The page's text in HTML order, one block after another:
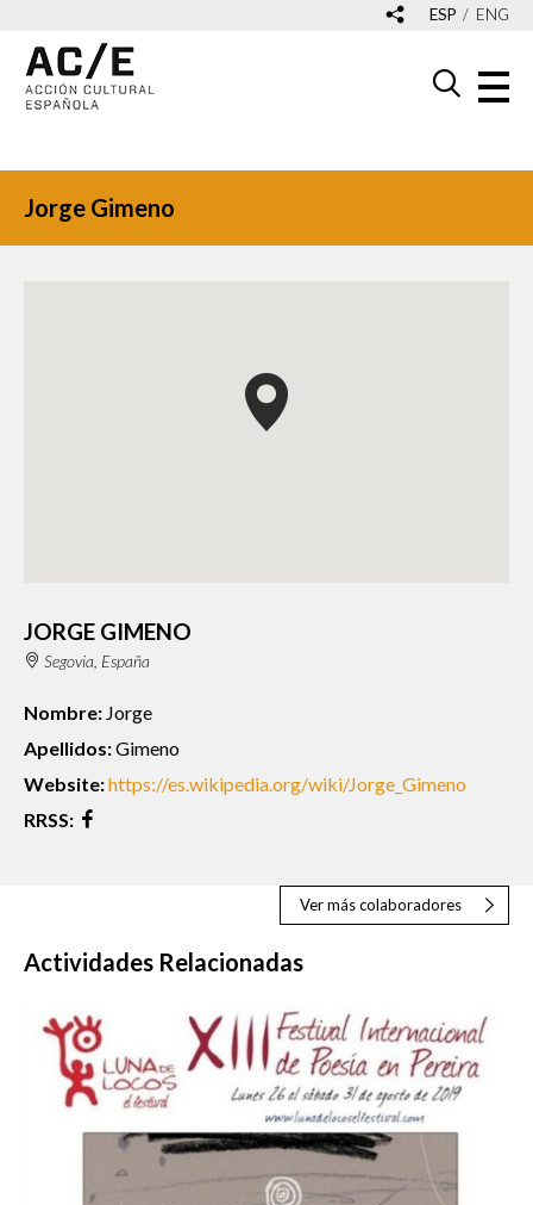
ESP ENG
Jorge Gimeno
JORGE GIMENO
Segovia, España
Nombre: Jorge
Apellidos:Gimeno
Website:https://es.wikipedia.org/wiki/Jorge_Gimeno
RRSS:
Ver más colaboradores
Actividades Relacionadas